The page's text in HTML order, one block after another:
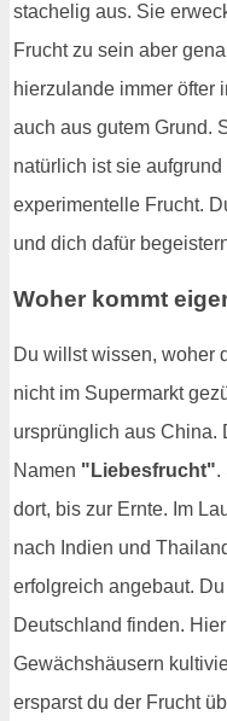
stachelig aus. Sie
Frucht zu sein aber
hierzulande immer öfter
auch aus gutem Grund.
natürlich ist sie
experimentelle Frucht.
und dich dafür
Woher kommt
Du willst wissen, woher
nicht im Supermarkt
ursprünglich aus China.
Namen "Liebesfrucht".
dort, bis zur Ernte. Im
nach Indien und
erfolgreich angebaut.
Deutschland finden.
Gewächshäusern
ersparst du der Frucht